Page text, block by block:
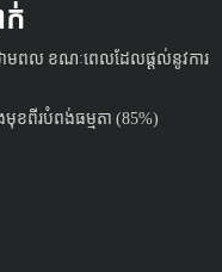
ក់
ថាមពល ខណៈពេលដែលផ្តល់នូវការ
មុខពីរបំពង់ធម្មតា (85%)